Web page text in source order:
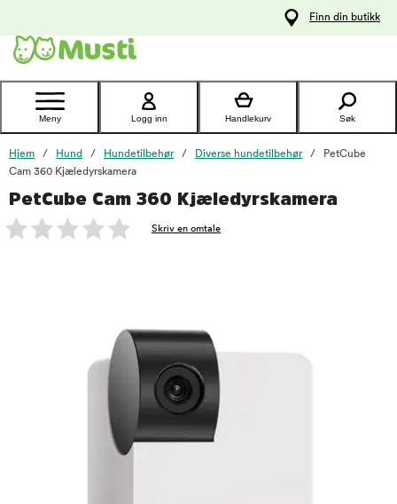
Kontakt
kundeservice
Finn din butikk
Meny Logg inn Handlekurv Søk
Hjem Hund Hundetilbehør Diverse hundetilbehør
PetCube
Cam 360 Kjæledyrskamera
PetCube Cam 360 Kjæledyrskamera
Skriv en omtale
foo